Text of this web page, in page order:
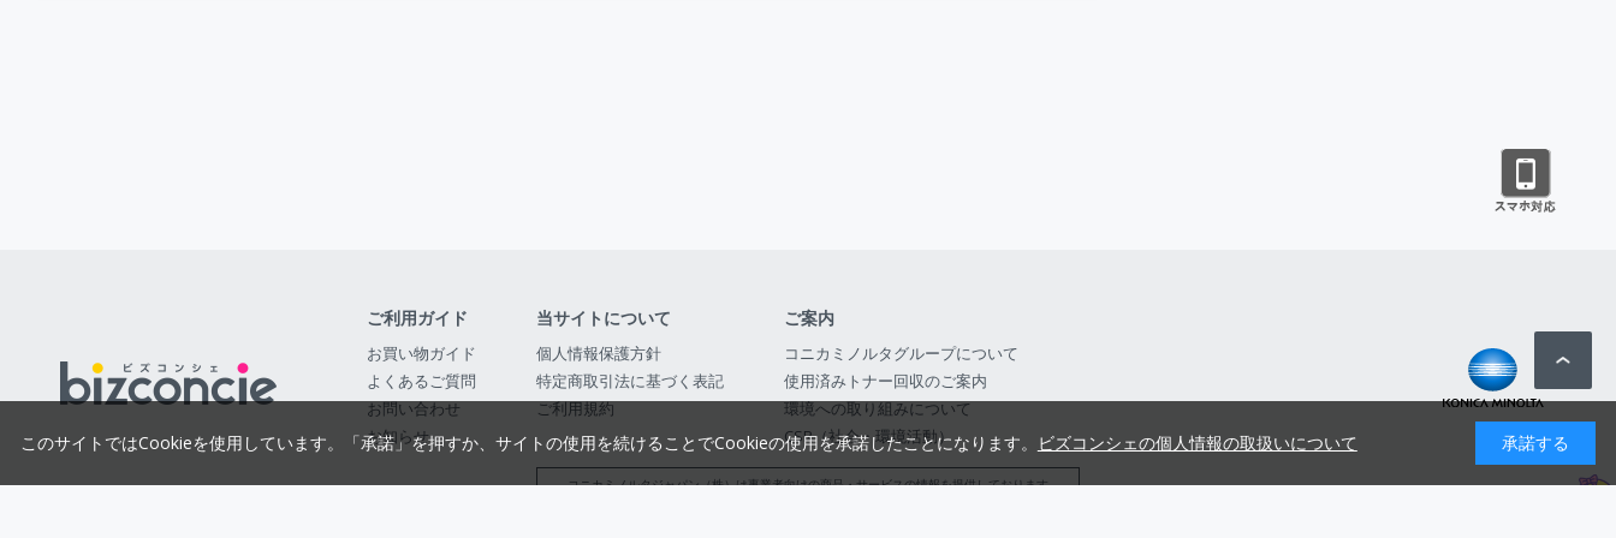
ご利用ガイド
お買い物ガイド
よくあるご質問
お問い合わせ
お知らせ
当サイトについて
個人情報保護方針
特定商取引法に基づく表記
ご利用規約
ご案内
コニカミノルタグループについて
使用済みトナー回収のご案内
環境への取り組みについて
CSR（社会・環境活動）
コニカミノルタジャパン（株）は事業者向けの商品・サービスの情報を提供しております
このサイトではCookieを使用しています。「承諾」を押すか、サイトの使用を続けることでCookieの使用を承諾したことになります。 ビズコンシェの個人情報の取扱いについて 承諾する